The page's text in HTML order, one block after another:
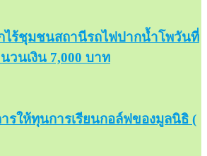
ไร้ชุมชนสถานีรถไฟปากน้ำโพวันที่
วนเงิน 7,000 บาท
รให้ทุนการเรียนกอล์ฟของมูลนิธิ (